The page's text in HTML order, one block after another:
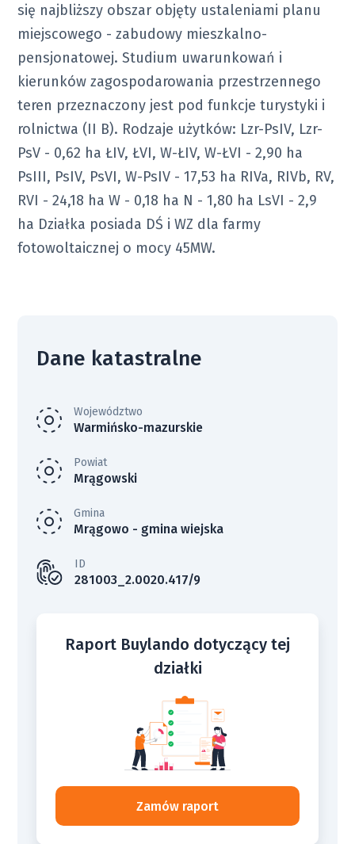
się najbliższy obszar objęty ustaleniami planu
miejscowego - zabudowy mieszkalno-
pensjonatowej. Studium uwarunkowań i
kierunków zagospodarowania przestrzennego
teren przeznaczony jest pod funkcje turystyki i
rolnictwa (II B). Rodzaje użytków: Lzr-PsIV, Lzr-
PsV - 0,62 ha ŁIV, ŁVI, W-ŁIV, W-ŁVI - 2,90 ha
PsIII, PsIV, PsVI, W-PsIV - 17,53 ha RIVa, RIVb, RV,
RVI - 24,18 ha W - 0,18 ha N - 1,80 ha LsVI - 2,9
ha Działka posiada DŚ i WZ dla farmy
fotowoltaicznej o mocy 45MW.
Dane katastralne
Województwo
Warmińsko-mazurskie
Powiat
Mrągowski
Gmina
Mrągowo - gmina wiejska
ID
281003_2.0020.417/9
Raport Buylando dotyczący tej
działki
Zamów raport